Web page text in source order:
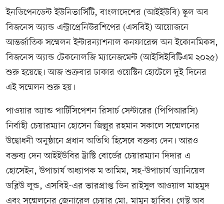
ইনডিপেনডেন্ট ইউনিভার্সিটি, বাংলাদেশের (আইইউবি) স্কুল অব
বিজনেস অ্যান্ড এন্ট্রাপ্রেনিউরশিপের (এসবিই) আয়োজনে
আন্তর্জাতিক সম্মেলন ইন্টারন্যাশনাল কনফারেন্স অন ইকোনমিকস,
বিজনেস অ্যান্ড টেকনোলজি ম্যানেজমেন্ট (আইসিইবিটিএম ২০২৫)
শুরু হয়েছে। আজ শুক্রবার ঢাকার ওয়েস্টিন হোটেলে দুই দিনের
এই সম্মেলন শুরু হয়।
পাওয়ার অ্যান্ড পার্টিসিপেশন রিসার্চ সেন্টারের (পিপিআরসি)
নির্বাহী চেয়ারম্যান হোসেন জিল্লুর রহমান সকালে সম্মেলনের
উদ্বোধনী অনুষ্ঠানে প্রধান অতিথি হিসেবে বক্তব্য দেন। আরও
বক্তব্য দেন আইইউবির ট্রাস্টি বোর্ডের চেয়ারম্যান দিদার এ
হোসেইন, উপাচার্য অধ্যাপক ম তামিম, সহ-উপাচার্য ড্যানিয়েল
ডব্লিউ লুন্ড, এসবিই-এর ভারপ্রাপ্ত ডিন রাইসুল আওয়াল মাহমুদ
এবং সম্মেলনের জেনারেল চেয়ার মো. মামুন হাবিব। গেস্ট অব